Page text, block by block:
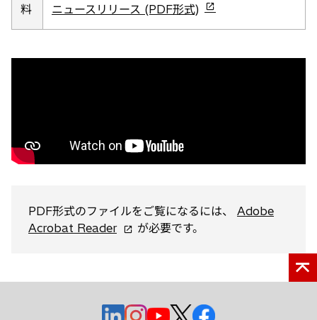
料
し
い
ブ
ニュースリリース (PDF形式)
新
し
タ
PDF形式のファイルをご覧になるには、 Adobe
Acrobat Reader新
タ
で
が必要です。
新
新
新
新
新